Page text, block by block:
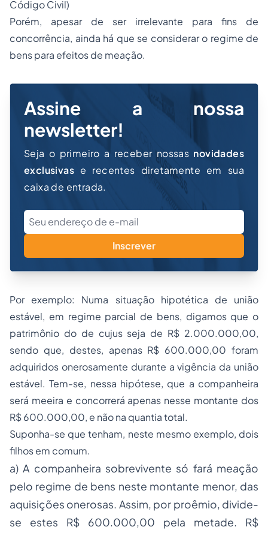
Código Civil)
Porém, apesar de ser irrelevante para fins de
concorrência, ainda há que se considerar o regime de
bens para efeitos de meação.
Assine a nossa
newsletter!
Seja o primeiro a receber nossas novidades
exclusivas e recentes diretamente em sua
caixa de entrada.
Inscrever
Por exemplo: Numa situação hipotética de união
estável, em regime parcial de bens, digamos que o
patrimônio do de cujusseja de R$ 2.000.000,00,
sendo que, destes, apenas R$ 600.000,00 foram
adquiridos onerosamente durante a vigência da união
estável. Tem-se, nessa hipótese, que a companheira
será meeira e concorrerá apenas nesse montante dos
R$ 600.000,00, e não na quantia total.
Suponha-se que tenham, neste mesmo exemplo, dois
filhos em comum.
a) A companheira sobrevivente só fará meação
pelo regime de bens neste montante menor, das
aquisições onerosas. Assim, por proêmio, divide-
se estes R$ 600.000,00 pela metade. R$